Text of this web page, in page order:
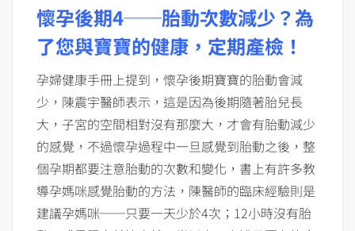
懷孕後期4──胎動次數減少？為
了您與寶寶的健康，定期產檢！
孕婦健康手冊上提到，懷孕後期寶寶的胎動會減
少，陳震宇醫師表示，這是因為後期隨著胎兒長
大，子宮的空間相對沒有那麼大，才會有胎動減少
的感覺，不過懷孕過程中一旦感覺到胎動之後，整
個孕期都要注意胎動的次數和變化，書上有許多教
導孕媽咪感覺胎動的方法，陳醫師的臨床經驗則是
建議孕媽咪──只要一天少於4次；12小時沒有胎